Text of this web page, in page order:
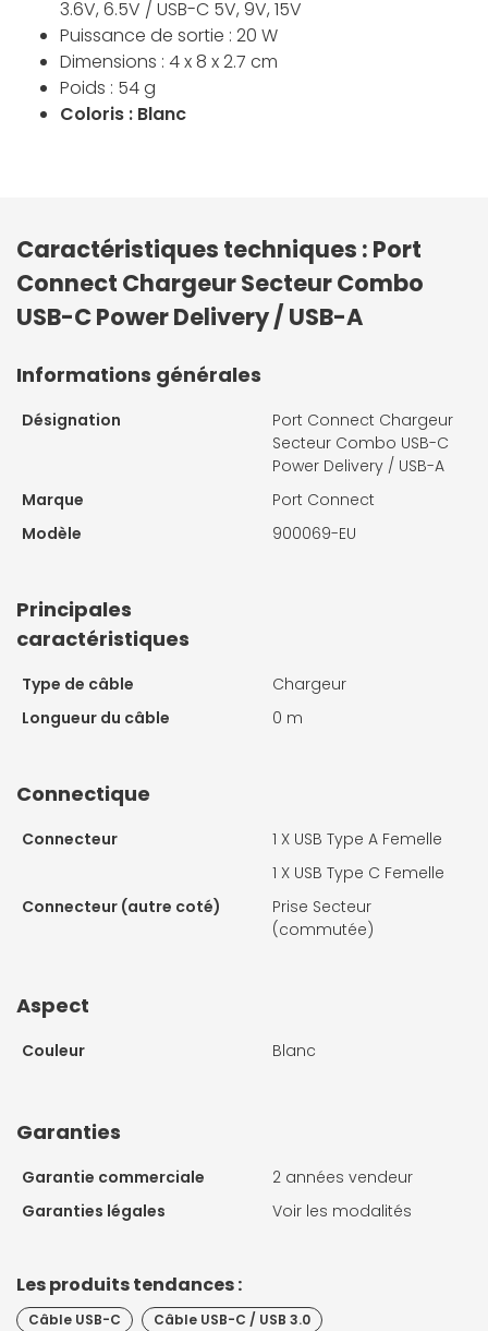
3.6V, 6.5V / USB-C 5V, 9V, 15V
Puissance de sortie : 20 W
Dimensions : 4 x 8 x 2.7 cm
Poids : 54 g
Coloris : Blanc
Caractéristiques techniques : Port
Connect Chargeur Secteur Combo
USB-C Power Delivery / USB-A
Informations générales
Désignation
Port Connect Chargeur
Secteur Combo USB-C
Power Delivery / USB-A
Marque
Port Connect
Modèle
900069-EU
Principales
caractéristiques
Type de câble
Chargeur
Longueur du câble
0 m
Connectique
Connecteur
1 X USB Type A Femelle
1 X USB Type C Femelle
Connecteur (autre coté)
Prise Secteur
(commutée)
Aspect
Couleur Blanc
Garanties
Garantie commerciale
2 années vendeur
Garanties légales
Voir les modalités
Les produits tendances :
Câble USB-C
Câble USB-C / USB 3.0